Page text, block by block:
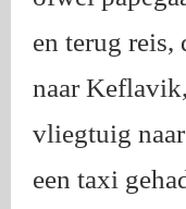
en terug
naar
vliegtuig
een taxi